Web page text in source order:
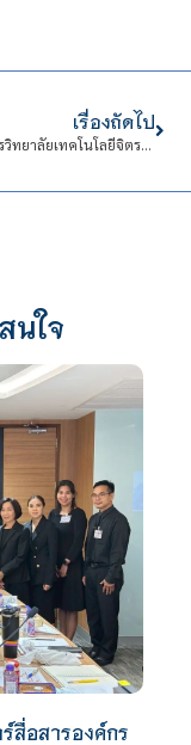
เรื่องถัดไป
คณะผู้บริหารวิทยาลัยเทคโนโลยีจิตรลดา ได้เข้าศึกษาดูงาน โครงการจัดตั้งสถาบันอุดมศึกษาและ โรงเรียนวิทยาศาสตร์
นใจ
สื่อสารองค์กร